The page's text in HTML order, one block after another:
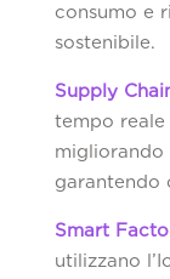
consumo e
sostenibile.
Supply
tempo
migliorando
garantendo
Smart
utilizzano